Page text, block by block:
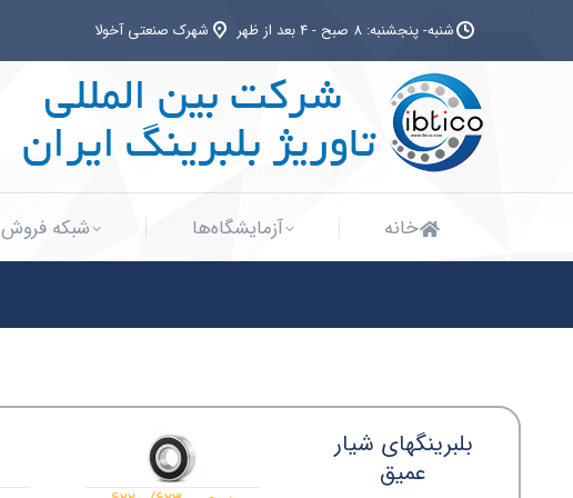
شنبه- پنجشنبه: 8 صبح - 4 بعد از ظهر شهرک صنعتی آخولا
خانه آزمایشگاه‌ها شبکه فروش
بلبرینگهای شیار
عمیق
خانه آزمایشگاه‌ها